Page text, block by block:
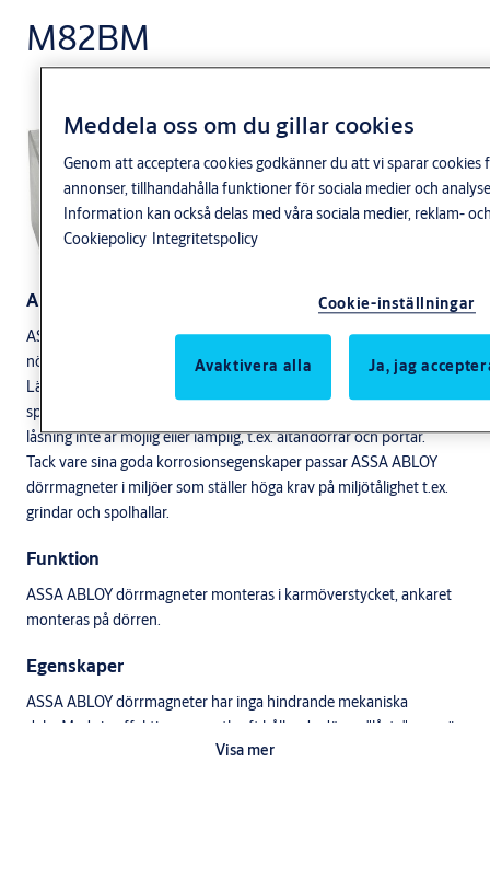
M82BM
Användningsområde
ASSA ABLOY dörrmagneter är främst avsedda för att låsa dörrar i
nödutrymningsvägar.
Lämpliga platser kan vara nödutrymningsdörrar i industrier,
sporthallar, varuhus, högfrekventa dörrar samt där annan elektrisk
låsning inte är möjlig eller lämplig, t.ex. altandörrar och portar.
Tack vare sina goda korrosionsegenskaper passar ASSA ABLOY
dörrmagneter i miljöer som ställer höga krav på miljötålighet t.ex.
grindar och spolhallar.
Funktion
ASSA ABLOY dörrmagneter monteras i karmöverstycket, ankaret
monteras på dörren.
Egenskaper
ASSA ABLOY dörrmagneter har inga hindrande mekaniska
delar.Med sin effektiva magnetkraft håller de dörrar "låsta", men är
ändå snabbt och säkert öppningsbara vid utrymning genom att
Visa mer
Meddela oss om du gillar cookies
Genom att acceptera cookies godkänner du att vi sparar cookies
annonser, tillhandahålla funktioner för sociala medier och
Information kan också delas med våra sociala medier, reklam-
Cookiepolicy Integritetspolicy
Cookie-inställningar
Avaktivera alla Ja, jag